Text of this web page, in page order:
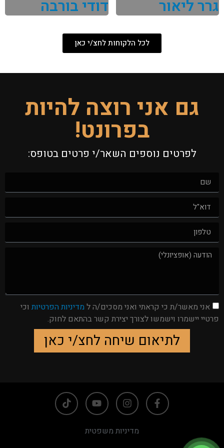
גרר ליאור דודי בורבה
לכל הלקוחות לחצ/י כאן
גם אני רוצה להיות
בפרונט!
לפרטים נוספים השאר/י פרטים בטופס:
אני מאשר/ת כי קראתי ואני מסכים/ה ל מדיניות הפרטיות וכי
פרטיי יישמרו וישמשו לצורך יצירת קשר בהתאם לחוק.
לתיאום שיחה לחצ/י כאן
מדיניות משפטית